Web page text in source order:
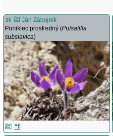
sk
Ján Zábojník
Poniklec prostredný (Pulsatilla
subslavica)